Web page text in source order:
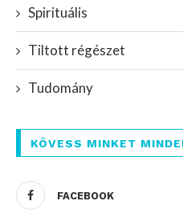
Spirituális
Tiltott régészet
Tudomány
KÖVESS MINKET
FACEBOOK